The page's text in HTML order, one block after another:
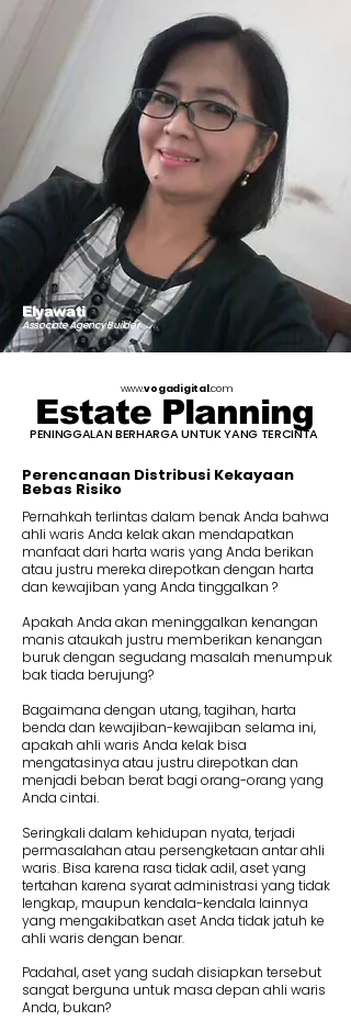
Associate Agency Builder
Elyawati
Estate Planning
PENINGGALAN BERHARGA UNTUK YANG TERCINTA
www.vogadigital.com
Perencanaan Distribusi Kekayaan
Bebas Risiko
Pernahkah terlintas dalam benak Anda bahwa
ahli waris Anda kelak akan mendapatkan
manfaat dari harta waris yang Anda berikan
atau justru mereka direpotkan dengan harta
dan kewajiban yang Anda tinggalkan ?
Apakah Anda akan meninggalkan kenangan
manis ataukah justru memberikan kenangan
buruk dengan segudang masalah menumpuk
bak tiada berujung?
Bagaimana dengan utang, tagihan, harta
benda dan kewajiban-kewajiban selama ini,
apakah ahli waris Anda kelak bisa
mengatasinya atau justru direpotkan dan
menjadi beban berat bagi orang-orang yang
Anda cintai.
Seringkali dalam kehidupan nyata, terjadi
permasalahan atau persengketaan antar ahli
waris. Bisa karena rasa tidak adil, aset yang
tertahan karena syarat administrasi yang tidak
lengkap, maupun kendala-kendala lainnya
yang mengakibatkan aset Anda tidak jatuh ke
ahli waris dengan benar.
Padahal, aset yang sudah disiapkan tersebut
sangat berguna untuk masa depan ahli waris
Anda, bukan?